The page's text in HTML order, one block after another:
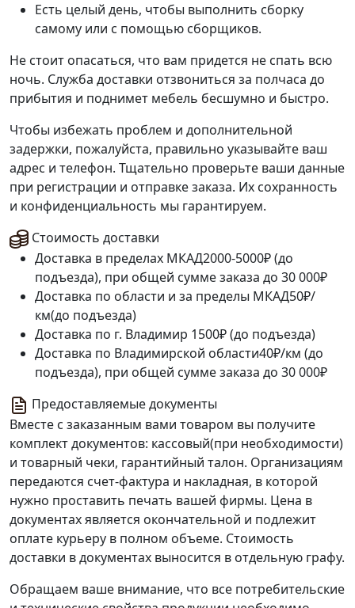
Есть целый день, чтобы выполнить сборку
самому или с помощью сборщиков.
Не стоит опасаться, что вам придется не спать всю
ночь. Служба доставки отзвониться за полчаса до
прибытия и поднимет мебель бесшумно и быстро.
Чтобы избежать проблем и дополнительной
задержки, пожалуйста, правильно указывайте ваш
адрес и телефон. Тщательно проверьте ваши данные
при регистрации и отправке заказа. Их сохранность
и конфиденциальность мы гарантируем.
Стоимость доставки
Доставка в пределах МКАД2000-5000₽ (до
подъезда), при общей сумме заказа до 30 000₽
Доставка по области и за пределы МКАД50₽/
км(до подъезда)
Доставка по г. Владимир 1500₽ (до подъезда)
Доставка по Владимирской области40₽/км (до
подъезда), при общей сумме заказа до 30 000₽
Предоставляемые документы
Вместе с заказанным вами товаром вы получите
комплект документов: кассовый(при необходимости)
и товарный чеки, гарантийный талон. Организациям
передаются счет-фактура и накладная, в которой
нужно проставить печать вашей фирмы. Цена в
документах является окончательной и подлежит
оплате курьеру в полном объеме. Стоимость
доставки в документах выносится в отдельную графу.
Обращаем ваше внимание, что все потребительские